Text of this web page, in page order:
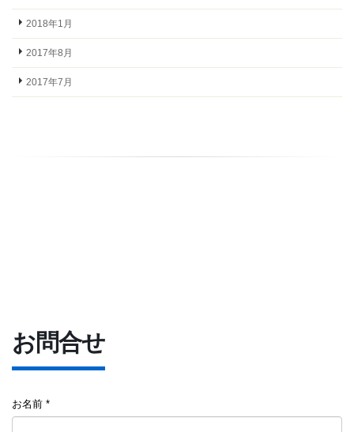
2018年1月
2017年8月
2017年7月
お問合せ
お名前 *